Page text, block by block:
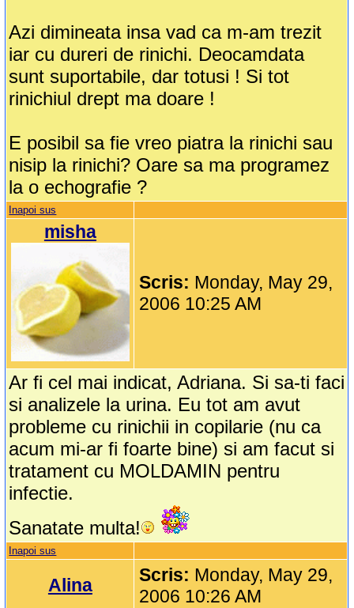
Azi dimineata insa vad ca m-am trezit
iar cu dureri de rinichi. Deocamdata
sunt suportabile, dar totusi ! Si tot
rinichiul drept ma doare !
E posibil sa fie vreo piatra la rinichi sau
nisip la rinichi? Oare sa ma programez
la o echografie ?
Inapoi sus
misha
Scris: Monday, May 29,
2006 10:25 AM
Ar fi cel mai indicat, Adriana. Si sa-ti faci
si analizele la urina. Eu tot am avut
probleme cu rinichii in copilarie (nu ca
acum mi-ar fi foarte bine) si am facut si
tratament cu MOLDAMIN pentru
infectie.
Sanatate multa!
Inapoi sus
Alina Scris: Monday, May 29,
2006 10:26 AM